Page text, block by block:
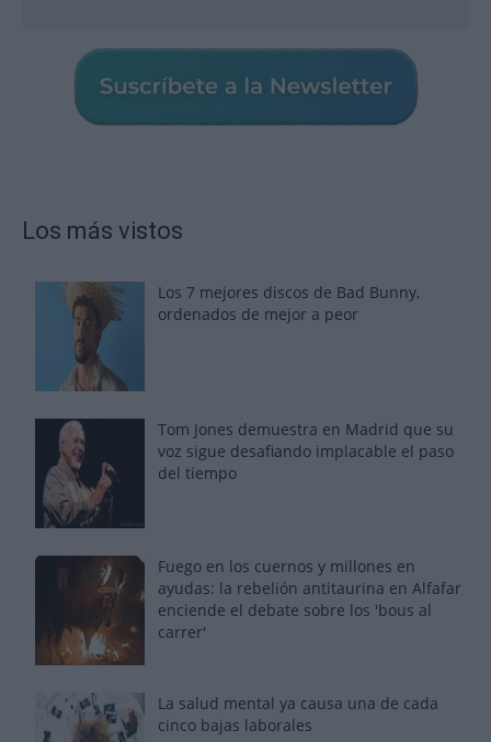
Los más vistos
Los 7 mejores discos de Bad Bunny,
ordenados de mejor a peor
Tom Jones demuestra en Madrid que su
voz sigue desafiando implacable el paso
del tiempo
Fuego en los cuernos y millones en
ayudas: la rebelión antitaurina en Alfafar
enciende el debate sobre los 'bous al
carrer'
La salud mental ya causa una de cada
cinco bajas laborales